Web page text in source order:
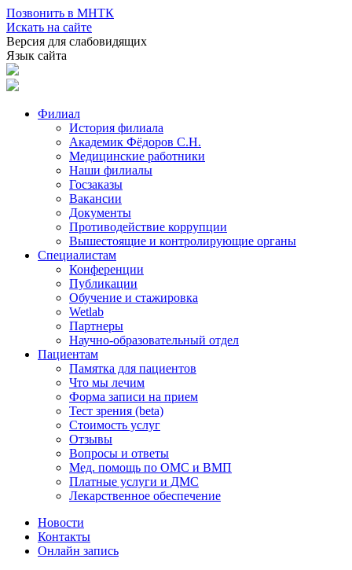
Позвонить в МНТК
Искать на сайте
Версия для слабовидящих
Язык сайта
Филиал
История филиала
Академик Фёдоров С.Н.
Медицинские работники
Наши филиалы
Госзаказы
Вакансии
Документы
Противодействие коррупции
Вышестоящие и контролирующие органы
Специалистам
Конференции
Публикации
Обучение и стажировка
Wetlab
Партнеры
Научно-образовательный отдел
Пациентам
Памятка для пациентов
Что мы лечим
Форма записи на прием
Тест зрения (beta)
Стоимость услуг
Отзывы
Вопросы и ответы
Мед. помощь по ОМС и ВМП
Платные услуги и ДМС
Лекарственное обеспечение
Новости
Контакты
Онлайн запись